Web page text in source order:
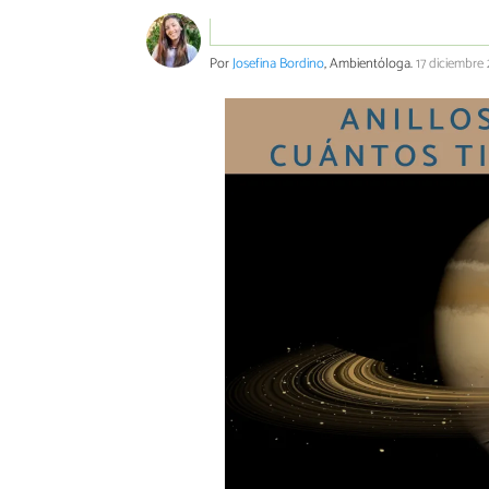
PorJosefina Bordino, Ambientóloga.17